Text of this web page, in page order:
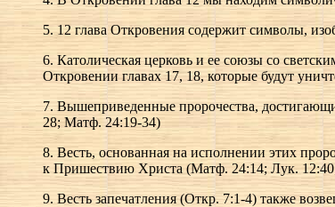
5. 12 глава Откровения содержит символы,
6. Католическая церковь и ее союзы со
Откровении главах 17, 18, которые будут
7. Вышеприведенные пророчества,
28; Матф. 24:19-34)
8. Весть, основанная на исполнении этих
к Пришествию Христа (Матф. 24:14; Лук.
9. Весть запечатления (Откр. 7:1-4) также